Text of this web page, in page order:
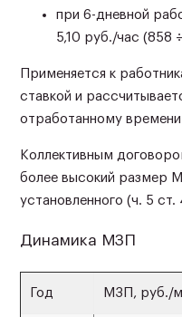
при 6-дневной
5,10 руб./час (858
Применяется к
ставкой и
отработанному
Коллективным
более высокий размер
установленного (ч. 5
Динамика МЗП
Год МЗП, руб./